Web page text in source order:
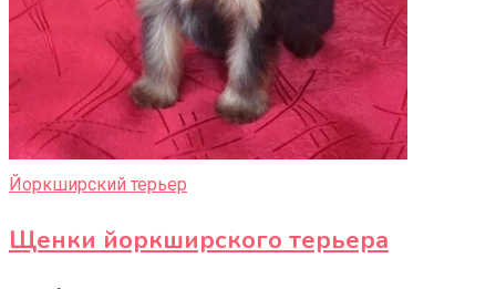
Йоркширский терьер
Щенки йоркширского терьера